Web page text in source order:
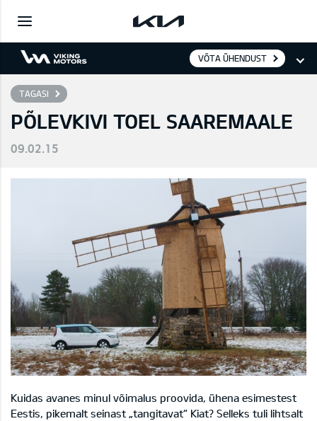
VÕTA ÜHENDUST
TAGASI
PÕLEVKIVI TOEL SAAREMAALE
09.02.15
Kuidas avanes minul võimalus proovida, ühena esimestest
Eestis, pikemalt seinast „tangitavat“ Kiat? Selleks tuli lihtsalt